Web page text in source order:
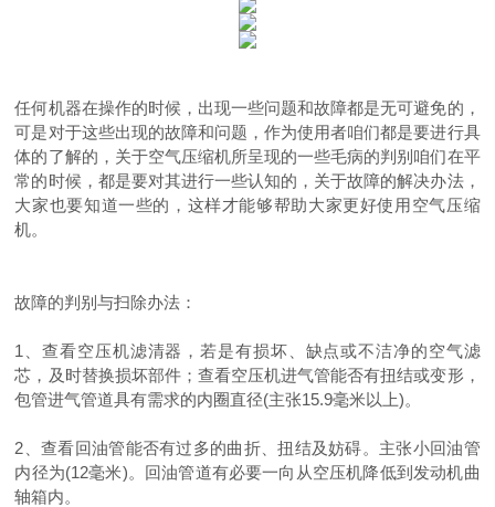
任何机器在操作的时候，出现一些问题和故障都是无可避免的，
可是对于这些出现的故障和问题，作为使用者咱们都是要进行具
体的了解的，关于空气压缩机所呈现的一些毛病的判别咱们在平
常的时候，都是要对其进行一些认知的，关于故障的解决办法，
大家也要知道一些的，这样才能够帮助大家更好使用空气压缩
机。
故障的判别与扫除办法：
1、查看空压机滤清器，若是有损坏、缺点或不洁净的空气滤
芯，及时替换损坏部件；查看空压机进气管能否有扭结或变形，
包管进气管道具有需求的内圈直径(主张15.9毫米以上)。
2、查看回油管能否有过多的曲折、扭结及妨碍。主张小回油管
内径为(12毫米)。回油管道有必要一向从空压机降低到发动机曲
轴箱内。